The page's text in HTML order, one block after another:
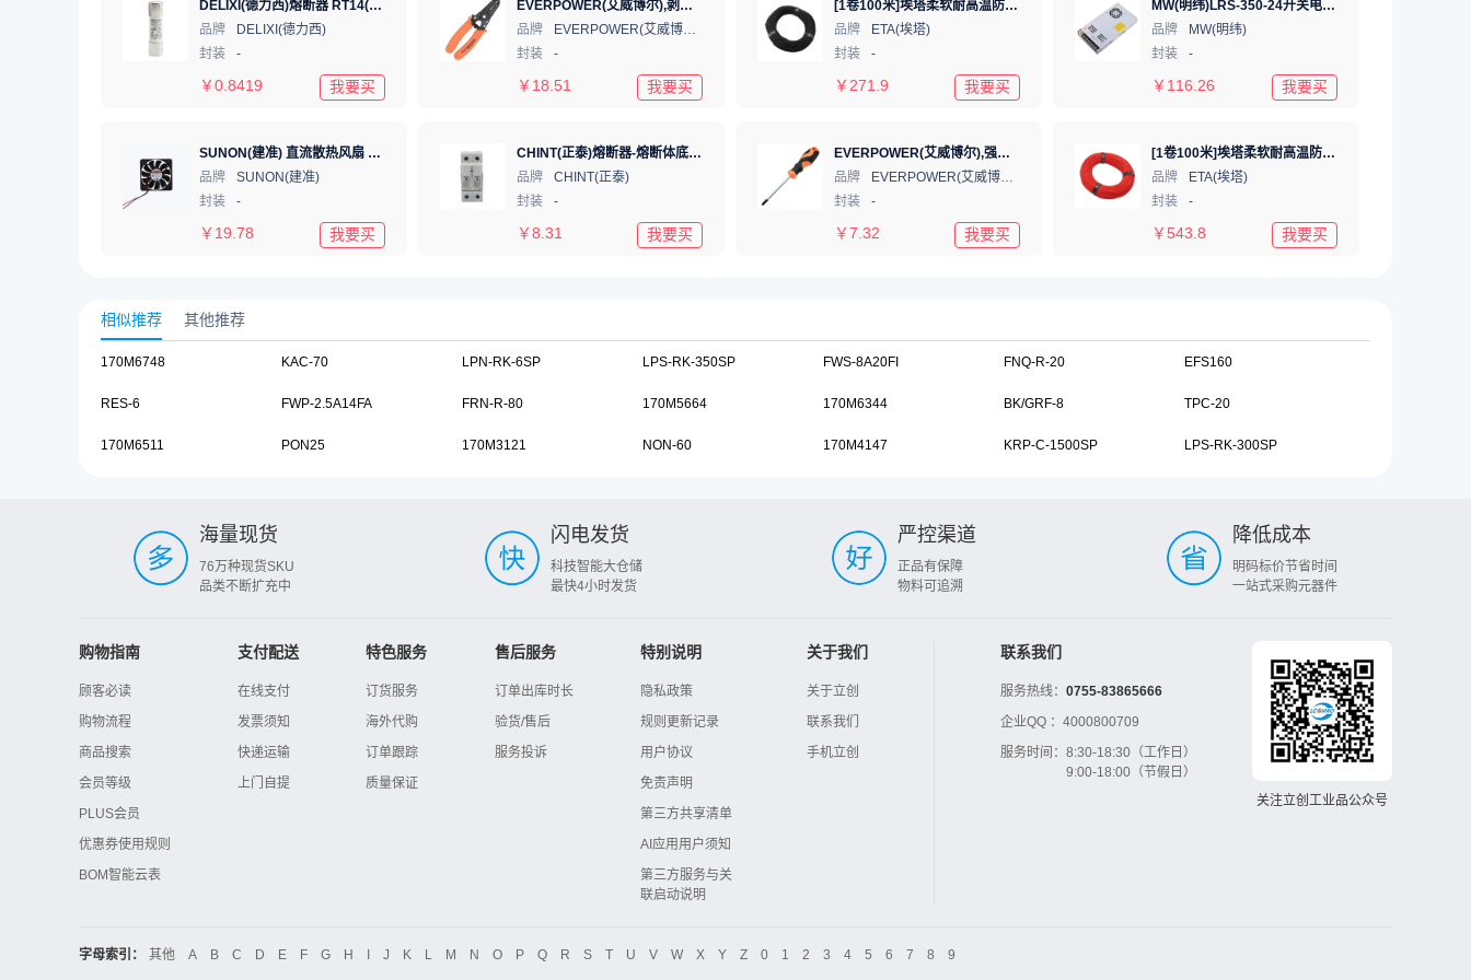
DELIXI(德力西)熔断器 RT14(RT18) 16A Φ10X38 RT1418M1038T16
品牌
DELIXI(德力西)
封装
-
￥0.8419 我要买
EVERPOWER(艾威博尔),剥线钳6寸,202003
品牌
封装
-
￥ 18.51 我要买
[1卷100米]埃塔柔软耐高温防冻双层硅胶导线高压测试线抗氧化测试线
品牌
ETA(埃塔)
封装
-
￥ 271.9 我要买
MW(明纬)LRS-350-24开关电源直流DC稳压变压器监控24V 14.6A
品牌
MW(明纬)
封装
-
￥ 116.26 我要买
SUNON(建准) 直流散热风扇 24V 60mm×60mm×15mm 1个
品牌
SUNON(建准)
封装
-
￥ 19.78 我要买
CHINT(正泰)熔断器-熔断体底座RT28N-32X 2P
品牌
CHINT(正泰)
封装
-
￥8.31 我要买
EVERPOWER(艾威博尔),强力型十字螺丝批2#×100mm,250113
品牌
封装
-
￥7.32 我要买
[1卷100米]埃塔柔软耐高温防冻双层硅胶导线高压测试线抗氧化测试线
品牌
ETA(埃塔)
封装
-
￥543.8 我要买
相似推荐 其他推荐
170M6748 KAC-70 LPN-RK-6SP LPS-RK-350SP FWS-8A20FI FNQ-R-20 EFS160
RES-6 FWP-2.5A14FA FRN-R-80 170M5664 170M6344 BK/GRF-8 TPC-20
170M6511 PON25 170M3121 NON-60 170M4147 KRP-C-1500SP LPS-RK-300SP
海量现货
76万种现货SKU
品类不断扩充中
闪电发货
科技智能大仓储
最快4小时发货
严控渠道
正品有保障
物料可追溯
降低成本
明码标价节省时间
一站式采购元器件
购物指南
顾客必读
购物流程
商品搜索
会员等级
PLUS会员
优惠券使用规则
BOM智能云表
支付配送
在线支付
发票须知
快递运输
上门自提
特色服务
订货服务
海外代购
订单跟踪
质量保证
售后服务
订单出库时长
验货/售后
服务投诉
特别说明
隐私政策
规则更新记录
用户协议
免责声明
第三方共享清单
AI应用用户须知
第三方服务与关
联启动说明
关于我们
关于立创
联系我们
手机立创
联系我们
服务热线： 0755-83865666
企业QQ ： 4000800709
服务时间： 8:30-18:30（工作日）
9:00-18:00（节假日）
关注立创工业品公众号
字母索引： 其他 A B C D E F G H I J K L M N O P Q R S T U V W X Y Z 0 1 2 3 4 5 6 7 8 9